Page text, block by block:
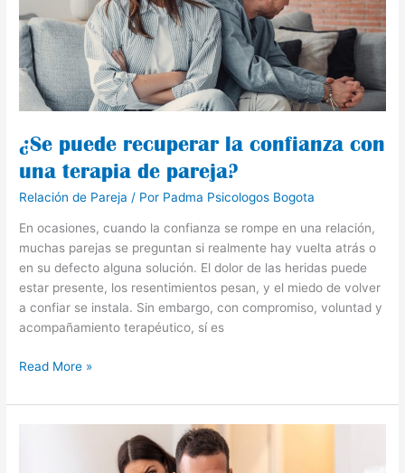
¿Se puede recuperar la confianza con
una terapia de pareja?
Relación de Pareja / Por Padma Psicologos Bogota
En ocasiones, cuando la confianza se rompe en una relación,
muchas parejas se preguntan si realmente hay vuelta atrás o
en su defecto alguna solución. El dolor de las heridas puede
estar presente, los resentimientos pesan, y el miedo de volver
a confiar se instala. Sin embargo, con compromiso, voluntad y
acompañamiento terapéutico, sí es
con
una
terapia
pareja?
Read More »